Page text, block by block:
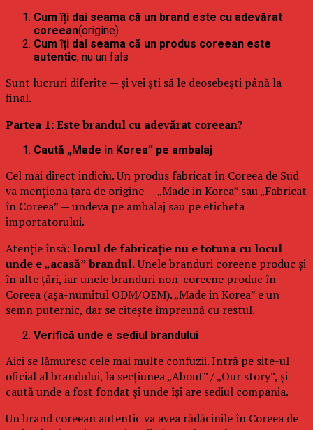
Cum îți dai seama că un brand este cu adevărat
coreean(origine)
Cum îți dai seama că un produs coreean este
autentic, nu un fals
Sunt lucruri diferite — și vei ști să le deosebești până la
final.
Partea 1: Este brandul cu adevărat coreean?
Caută „Made in Korea” pe ambalaj
Cel mai direct indiciu. Un produs fabricat în Coreea de Sud
va menționa țara de origine — „Made in Korea” sau „Fabricat
în Coreea” — undeva pe ambalaj sau pe eticheta
importatorului.
Atenție însă: locul de fabricație nu e totuna cu locul
unde e „acasă” brandul.Unele branduri coreene produc și
în alte țări, iar unele branduri non-coreene produc în
Coreea (așa-numitul ODM/OEM). „Made in Korea” e un
semn puternic, dar se citește împreună cu restul.
Verifică unde e sediul brandului
Aici se lămuresc cele mai multe confuzii. Intră pe site-ul
oficial al brandului, la secțiunea „About” / „Our story”, și
caută unde a fost fondat și unde își are sediul compania.
Un brand coreean autentic va avea rădăcinile în Coreea de